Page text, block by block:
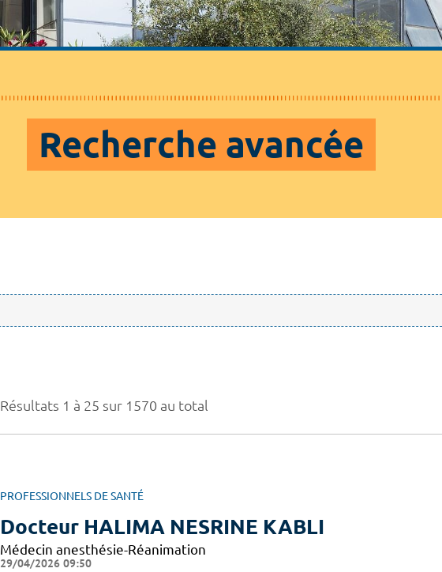
Recherche avancée
Résultats 1 à 25 sur 1570 au total
PROFESSIONNELS DE SANTÉ
Docteur HALIMA NESRINE KABLI
Médecin anesthésie-Réanimation
29/04/2026 09:50